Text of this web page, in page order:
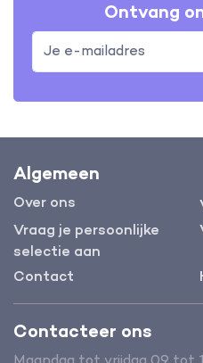
Ontvang
Algemeen
Over ons
Vraag je persoonlijke
selectie aan
Contact
Contacteer ons